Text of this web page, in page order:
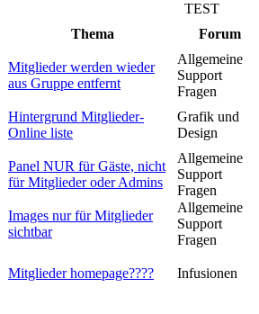
TEST
Thema
Forum
Mitglieder werden wieder
aus Gruppe entfernt
Allgemeine
Support
Fragen
Hintergrund Mitglieder-
Online liste
Grafik und
Design
Panel NUR für Gäste, nicht
für Mitglieder oder Admins
Allgemeine
Support
Fragen
Images nur für Mitglieder
sichtbar
Allgemeine
Support
Fragen
Mitglieder homepage???? Infusionen